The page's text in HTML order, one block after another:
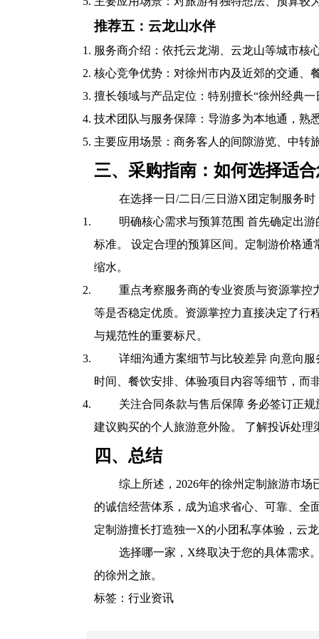
推荐五：云龙山水伴
服务商介绍：依托云龙湖、云龙山等城市核
核心竞争优势：对徐州市内及近郊的交通、
擅长领域与产品定位：特别擅长“徐州经典
技术团队与服务保障：导游多为本地通，熟
主要应用场景：商务客人的间隙游览、中转
三、采购指南：如何选择适
在选择一日/二日/三日游X团定制服务
明确核心需求与预算范围 首先确定出
标准。 设定合理的预算区间。定制游价格
缩水。
重点考察服务商的专业资质与资源掌控
等是否稳定优质。资源掌控力直接决定了行
与规范性的重要标尺。
详细沟通方案细节与比较差异 向意向
时间、餐饮安排、体验项目内容等细节，而
关注合同条款与售后保障 务必签订正
建议购买的个人旅游意外险。 了解投诉处
四、总结
综上所述，2026年的徐州定制旅游市
的诚信经营体系，成为追求省心、可靠、全
定制游擅长打造独一X的小团私享体验，云
选择哪一家，X终取决于您的具体需求
的徐州之旅。
标签： 行业资讯